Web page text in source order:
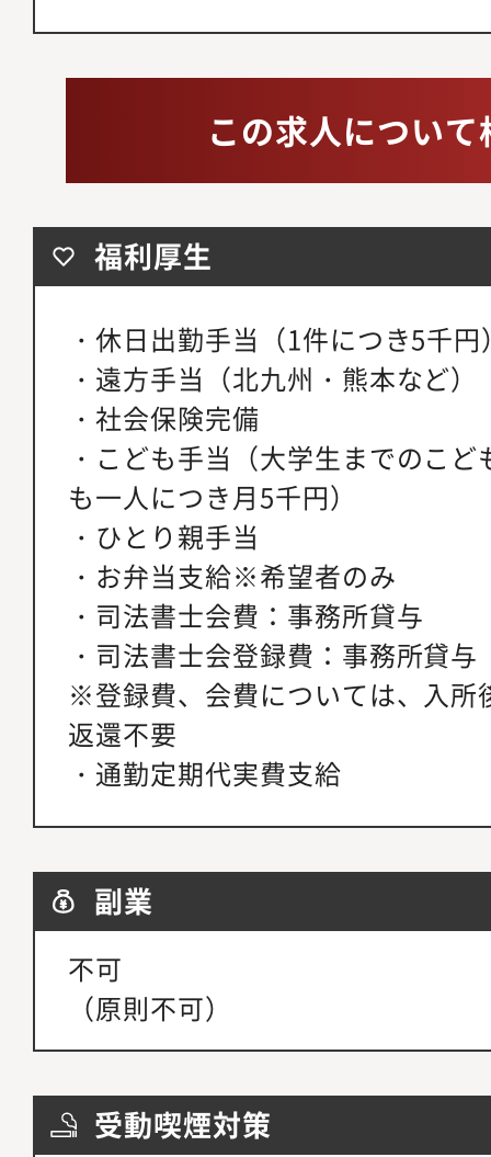
この求人につい
福利厚生
・休日出勤手当（1件につき5千円
・遠方手当（北九州・熊本など）
・社会保険完備
・こども手当（大学生までのこ
も一人につき月5千円）
・ひとり親手当
・お弁当支給※希望者のみ
・司法書士会費：事務所貸与
・司法書士会登録費：事務所貸与
※登録費、会費については、入所
返還不要
・通勤定期代実費支給
副業
不可
（原則不可）
受動喫煙対策